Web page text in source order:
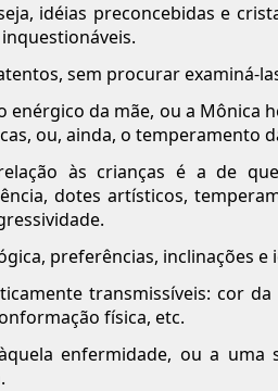
idéias preconcebidas e
sem procurar examiná-
da mãe, ou a Mônica
ou, ainda, o temperamento
às crianças é a de
dotes artísticos,
preferências, inclinações e
transmissíveis: cor
física, etc.
enfermidade, ou a uma